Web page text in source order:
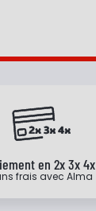
en 2x 3x 4x
frais avec Alma